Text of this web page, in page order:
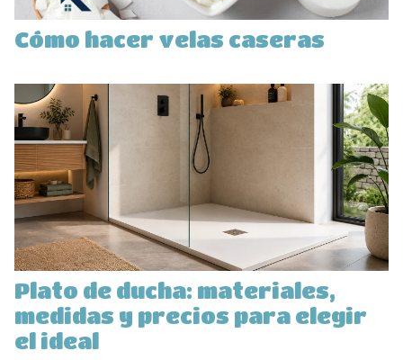
Cómo hacer velas caseras
Plato de ducha: materiales,
medidas y precios para elegir
el ideal